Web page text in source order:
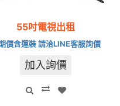
55吋電視出租
價含運裝 請洽LINE客服詢價
加入詢價